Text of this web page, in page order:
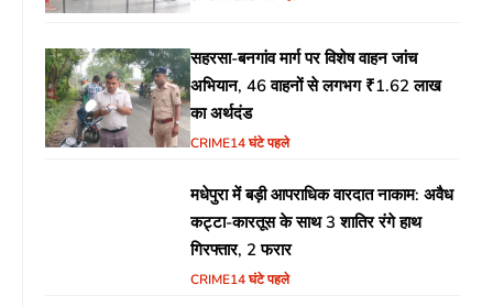
सहरसा-बनगांव मार्ग पर विशेष वाहन जांच
अभियान, 46 वाहनों से लगभग ₹1.62 लाख
का अर्थदंड
CRIME14 घंटे पहले
मधेपुरा में बड़ी आपराधिक वारदात नाकाम: अवैध
कट्टा-कारतूस के साथ 3 शातिर रंगे हाथ
गिरफ्तार, 2 फरार
CRIME14 घंटे पहले